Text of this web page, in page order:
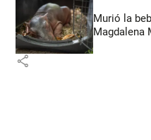
Murió la
Magdalena
share